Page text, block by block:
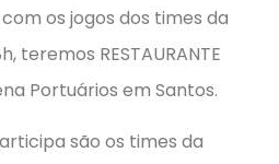
os jogos dos times da
teremos RESTAURANTE
Portuários em Santos.
são os times da